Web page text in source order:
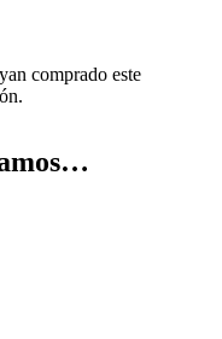
comprado este